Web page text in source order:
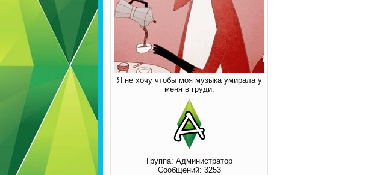
Я не хочу чтобы моя музыка умирала у
меня в груди.
Группа: Администратор
Сообщений: 3253